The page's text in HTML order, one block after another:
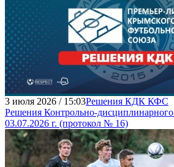
3 июля 2026 / 15:03Решения КДК КФС
Решения Контрольно-
03.07.2026 г. (протокол № 16)